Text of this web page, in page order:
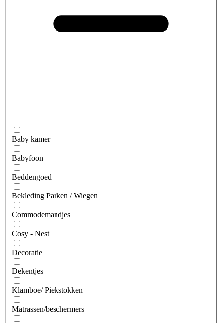
Baby kamer
Babyfoon
Beddengoed
Bekleding Parken / Wiegen
Commodemandjes
Cosy - Nest
Decoratie
Dekentjes
Klamboe/ Piekstokken
Matrassen/beschermers